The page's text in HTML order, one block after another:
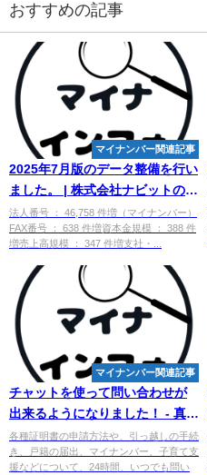
おすすめの記事
マイナンバー関連記事
2025年7月版のデータ整備を行い
ました。 | 株式会社ナビットのプ
レスリリース - PR TIMES
法人番号 ： 46,758 件増（マイナンバー）
FAX番号 ： 638 件増資本金規模 ： 388 件
増売上高規模 ： 347 件増支社・...
マイナンバー関連記事
チャットを使って問い合わせが
出来るようになりました！ - 真岡
市
各種証明書の申請方法や、引っ越しの手続
き、戸籍の届出、マイナンバー、子育て支
援などについて、24時間、いつでも問い